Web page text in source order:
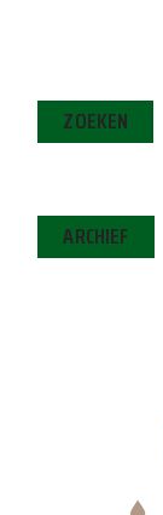
ZOEKEN
ARCHIEF